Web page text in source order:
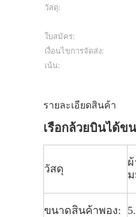
วัสดุ:
ใบสมัคร:
เงื่อนไขการจัดส่ง:
เน้น:
รายละเอียดสินค้า
เรือกล้วยบินได้ข
วัสดุ
ขนาดสินค้าพอง: